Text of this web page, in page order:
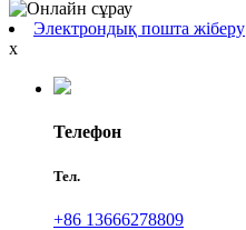
Электрондық пошта жіберу
x
Телефон
Тел.
+86 13666278809